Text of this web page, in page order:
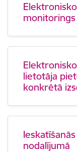
monitorings
lietotāja
konkrētā
nodalījumā